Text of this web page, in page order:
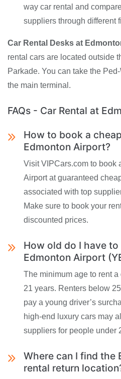
way car rental and
suppliers through different
Car Rental Desks at
rental cars are located outside
Parkade. You can take the
the main terminal.
FAQs - Car Rental at
How to book a
Edmonton Airport?
Visit VIPCars.com to book
Airport at guaranteed
associated with top
Make sure to book your
discounted prices.
How old do I have
Edmonton Airport
The minimum age to rent
21 years. Renters below
pay a young driver’s
high-end luxury cars may
suppliers for people under
Where can I find the
rental return